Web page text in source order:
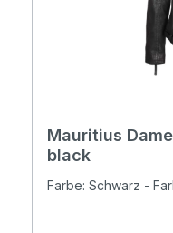
Mauritius
black
Farbe: Schwarz -